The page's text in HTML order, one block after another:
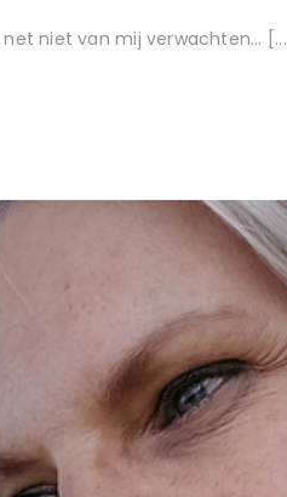
niet van mij verwachten... [...]